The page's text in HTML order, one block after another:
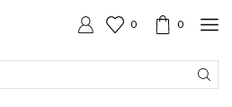
0 0